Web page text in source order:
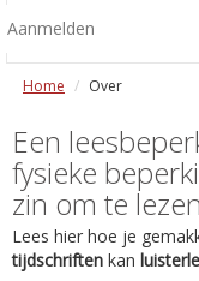
Aanmelden
Home Over
Een
fysieke
zin om te
Lees hier hoe je
tijdschriften kan